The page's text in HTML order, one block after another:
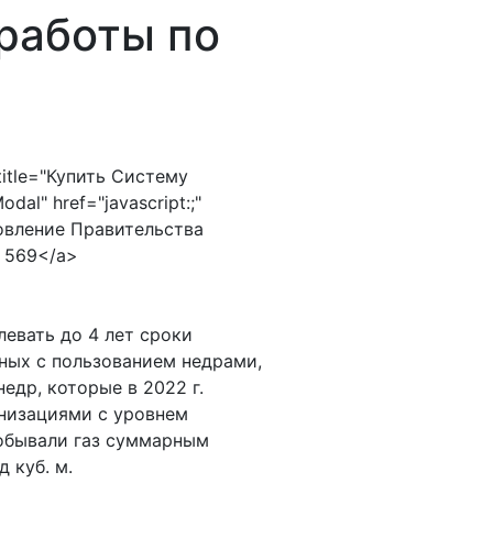
Эталонный Классификатор
по
Систему
href="javascript:;"
Правительства
569</a>
до 4 лет сроки
с пользованием недрами,
которые в 2022 г.
с уровнем
газ суммарным
куб. м.